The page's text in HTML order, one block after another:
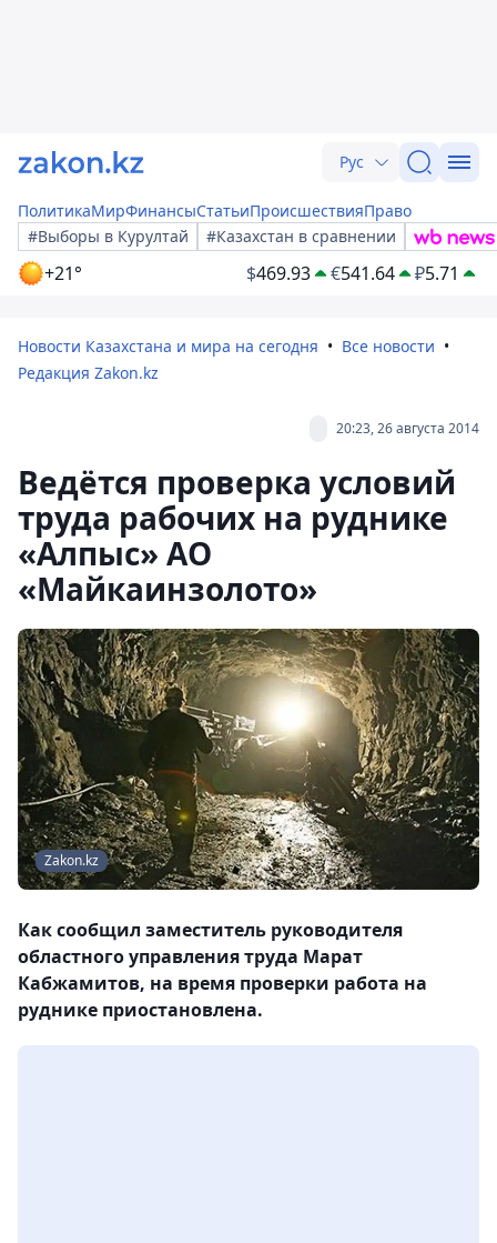
Рус
ПолитикаМирФинансыСтатьиПроисшествияПраво
#Выборы в Курултай
#Казахстан в сравнении
+21° $469.93 €541.64 ₽5.71
Новости Казахстана и мира на сегодня
Все новости
Редакция Zakon.kz
20:23, 26 августа 2014
Ведётся проверка условий
труда рабочих на руднике
«Алпыс» АО
«Майкаинзолото»
Zakon.kz
Как сообщил заместитель руководителя
областного управления труда Марат
Кабжамитов, на время проверки работа на
руднике приостановлена.